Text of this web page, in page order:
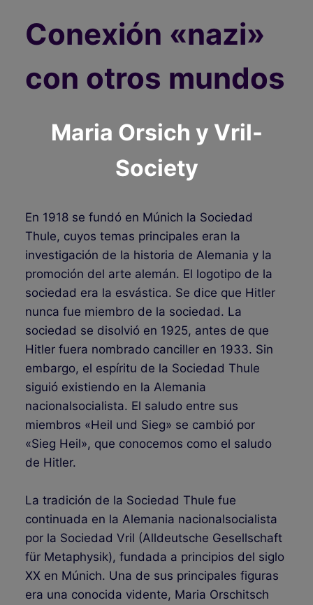
Conexión «nazi»
con otros mundos
Maria Orsich y Vril-
Society
En 1918 se fundó en Múnich la Sociedad
Thule, cuyos temas principales eran la
investigación de la historia de Alemania y la
promoción del arte alemán. El logotipo de la
sociedad era la esvástica. Se dice que Hitler
nunca fue miembro de la sociedad. La
sociedad se disolvió en 1925, antes de que
Hitler fuera nombrado canciller en 1933. Sin
embargo, el espíritu de la Sociedad Thule
siguió existiendo en la Alemania
nacionalsocialista. El saludo entre sus
miembros «Heil und Sieg» se cambió por
«Sieg Heil», que conocemos como el saludo
de Hitler.
La tradición de la Sociedad Thule fue
continuada en la Alemania nacionalsocialista
por la Sociedad Vril (Alldeutsche Gesellschaft
für Metaphysik), fundada a principios del siglo
XX en Múnich. Una de sus principales figuras
era una conocida vidente, Maria Orschitsch